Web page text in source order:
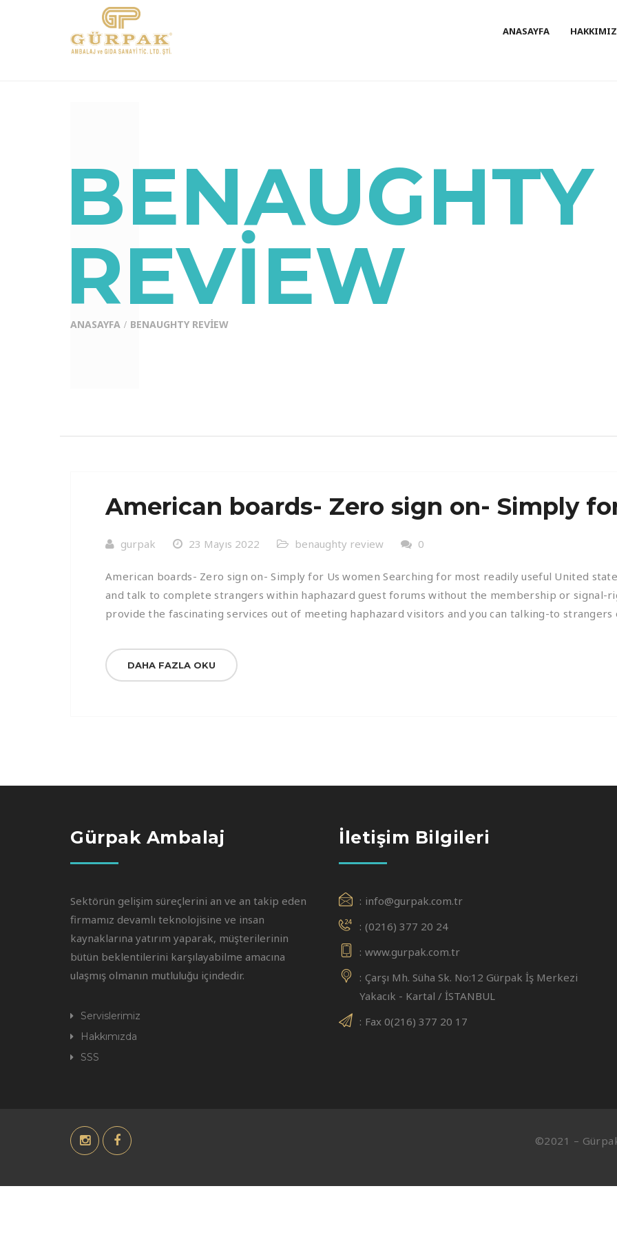
ANASAYFA
BENAUGHTY
REVIEW
ANASAYFA BENAUGHTY REVIEW
American boards- Zero sign on- Simply
gurpak 23 Mayıs 2022 benaughty review 0
American boards- Zero sign on- Simply for Us women Searching for most readily useful United
and talk to complete strangers within haphazard guest forums without the membership or signal-
provide the fascinating services out of meeting haphazard visitors and you can talking-to
DAHA FAZLA OKU
Gürpak Ambalaj
Sektörün gelişim süreçlerini an ve an takip eden
firmamız devamlı teknolojisine ve insan
kaynaklarına yatırım yaparak, müşterilerinin
bütün beklentilerini karşılayabilme amacına
ulaşmış olmanın mutluluğu içindedir.
Servislerimiz
Hakkımızda
SSS
İletişim Bilgileri
info@gurpak.com.tr
(0216) 377 20 24
www.gurpak.com.tr
Çarşı Mh. Süha Sk. No:12 Gürpak İş Merkezi
Yakacık - Kartal / İSTANBUL
Fax 0(216) 377 20 17
©2021 –